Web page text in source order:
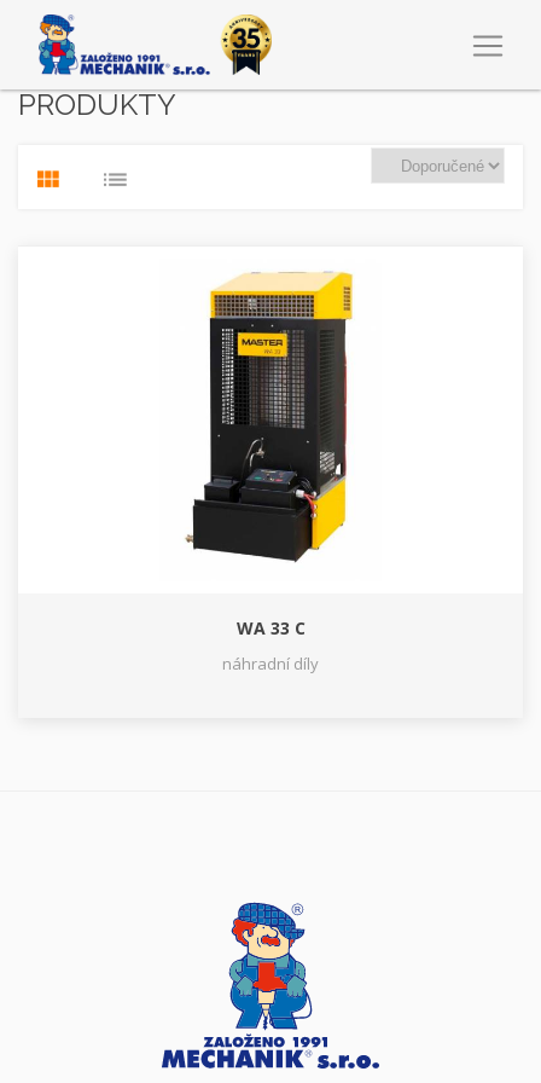
PRODUKTY
WA 33 C
náhradní díly